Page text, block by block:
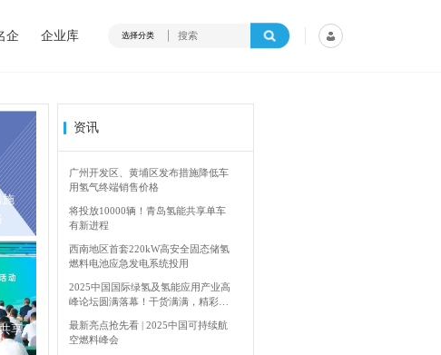
企 企业库 选择分类
年加快建设输氢管道网络
施
享
资讯
广州开发区、黄埔区发布措施降低车
用氢气终端销售价格
将投放10000辆！青岛氢能共享单车
有新进程
西南地区首套220kW高安全固态储氢
燃料电池应急发电系统投用
2025中国国际绿氢及氢能应用产业高
峰论坛圆满落幕！干货满满，精彩瞬
最新亮点抢先看 | 2025中国可持续航
空燃料峰会